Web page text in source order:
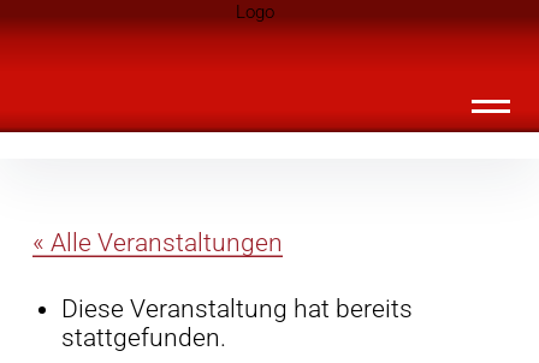
überspringen
Landknirpse – Die Zeitschrift für Leute
« Alle Veranstaltungen
Diese Veranstaltung hat bereits
stattgefunden.